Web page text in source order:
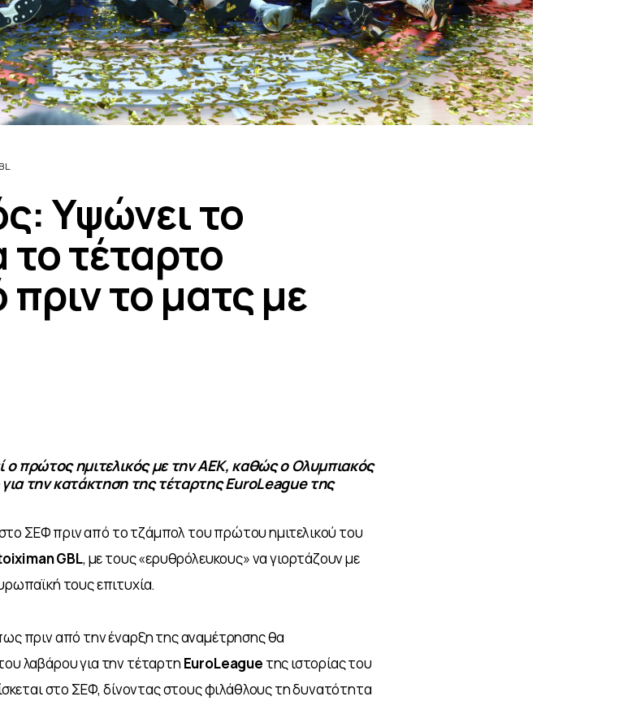
Υψώνει το
τέταρτο
το ματς με
ο πρώτος ημιτελικός με την ΑΕΚ, καθώς ο Ολυμπιακός
την κατάκτηση της τέταρτης EuroLeague της
στο ΣΕΦ πριν από το τζάμπολ του πρώτου ημιτελικού του
GBL, με τους «ερυθρόλευκους» να γιορτάζουν με
τους επιτυχία.
πριν από την έναρξη της αναμέτρησης θα
λαβάρου για την τέταρτη EuroLeague της ιστορίας του
στο ΣΕΦ, δίνοντας στους φιλάθλους τη δυνατότητα